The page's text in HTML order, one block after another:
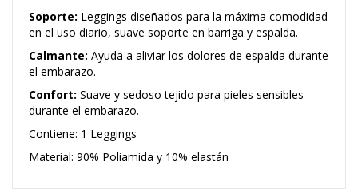
Soporte: Leggings diseñados para la máxima comodidad
en el uso diario, suave soporte en barriga y espalda.
Calmante: Ayuda a aliviar los dolores de espalda durante
el embarazo.
Confort: Suave y sedoso tejido para pieles sensibles
durante el embarazo.
Contiene: 1 Leggings
Material: 90% Poliamida y 10% elastán